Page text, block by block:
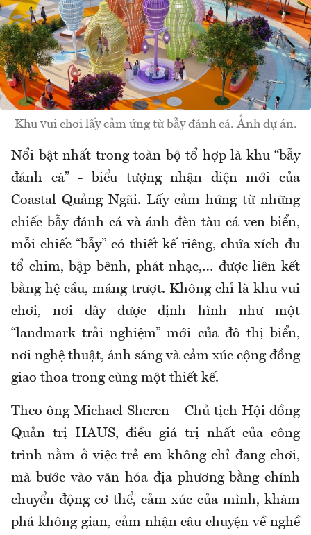
Khu vui chơi lấy cảm ứng từ bẫy đánh cá. Ảnh dự án.
Nổi bật nhất trong toàn bộ tổ hợp là khu “bẫy
đánh cá” - biểu tượng nhận diện mới của
Coastal Quảng Ngãi. Lấy cảm hứng từ những
chiếc bẫy đánh cá và ánh đèn tàu cá ven biển,
mỗi chiếc “bẫy” có thiết kế riêng, chứa xích đu
tổ chim, bập bênh, phát nhạc,… được liên kết
bằng hệ cầu, máng trượt. Không chỉ là khu vui
chơi, nơi đây được định hình như một
“landmark trải nghiệm” mới của đô thị biển,
nơi nghệ thuật, ánh sáng và cảm xúc cộng đồng
giao thoa trong cùng một thiết kế.
Theo ông Michael Sheren – Chủ tịch Hội đồng
Quản trị HAUS, điều giá trị nhất của công
trình nằm ở việc trẻ em không chỉ đang chơi,
mà bước vào văn hóa địa phương bằng chính
chuyển động cơ thể, cảm xúc của mình, khám
phá không gian, cảm nhận câu chuyện về nghề